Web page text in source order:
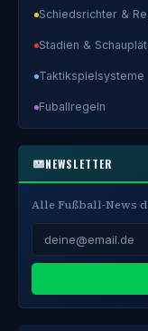
Schiedsrichter &
Stadien &
Taktikspielsysteme
Fuballregeln
NEWSLETTER
Alle Fußball-News